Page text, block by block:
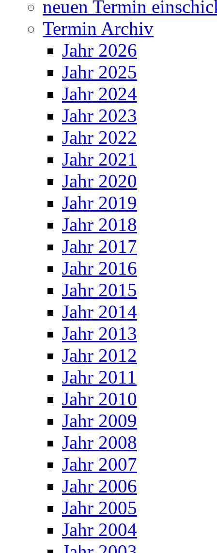
neuen Termin
Termin Archiv
Jahr 2026
Jahr 2025
Jahr 2024
Jahr 2023
Jahr 2022
Jahr 2021
Jahr 2020
Jahr 2019
Jahr 2018
Jahr 2017
Jahr 2016
Jahr 2015
Jahr 2014
Jahr 2013
Jahr 2012
Jahr 2011
Jahr 2010
Jahr 2009
Jahr 2008
Jahr 2007
Jahr 2006
Jahr 2005
Jahr 2004